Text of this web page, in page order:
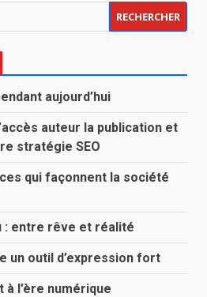
aujourd’hui
auteur la publication et
stratégie SEO
qui façonnent la société
: entre rêve et réalité
un outil d’expression fort
l’ère numérique